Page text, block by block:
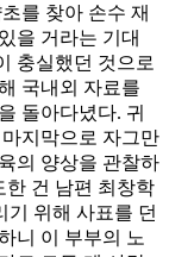
를 찾아 손수 재
을 거라는 기대
충실했던 것으로
국내외 자료를
돌아다녔다. 귀
지막으로 자그만
의 양상을 관찰하
한 건 남편 최창학
기 위해 사표를 던
니 이 부부의 노